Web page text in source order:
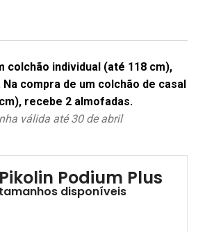
colchão individual (até 118 cm),
compra de um colchão de casal
recebe 2 almofadas.
válida até 30 de abril
Podium Plus
disponíveis